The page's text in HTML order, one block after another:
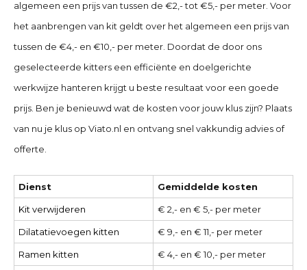
algemeen een prijs van tussen de €2,- tot €5,- per meter. Voor
het aanbrengen van kit geldt over het algemeen een prijs van
tussen de €4,- en €10,- per meter. Doordat de door ons
geselecteerde kitters een efficiënte en doelgerichte
werkwijze hanteren krijgt u beste resultaat voor een goede
prijs. Ben je benieuwd wat de kosten voor jouw klus zijn? Plaats
van nu je klus op Viato.nl en ontvang snel vakkundig advies of
offerte.
Dienst Gemiddelde kosten
Kit verwijderen € 2,- en € 5,- per meter
Dilatatievoegen kitten € 9,- en € 11,- per meter
Ramen kitten € 4,- en € 10,- per meter